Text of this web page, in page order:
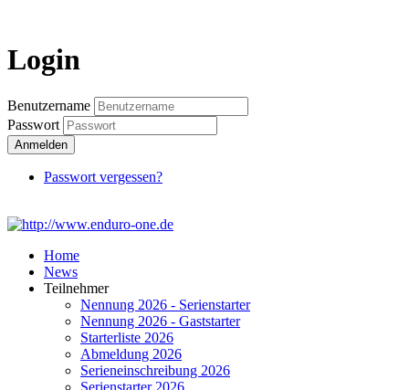
Login
Benutzername
Passwort
Anmelden
Passwort vergessen?
Home
News
Teilnehmer
Nennung 2026 - Serienstarter
Nennung 2026 - Gaststarter
Starterliste 2026
Abmeldung 2026
Serieneinschreibung 2026
Serienstarter 2026